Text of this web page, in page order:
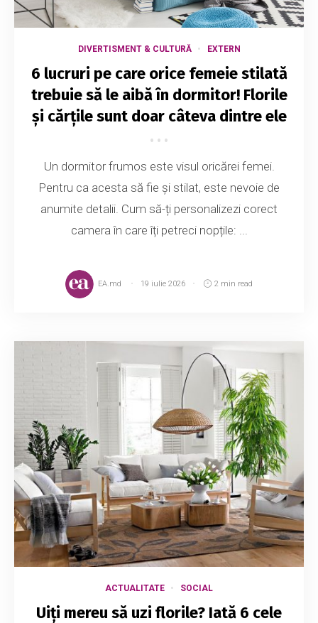
DIVERTISMENT & CULTURĂ EXTERN
6 lucruri pe care orice femeie stilată
trebuie să le aibă în dormitor! Florile
și cărțile sunt doar câteva dintre ele
Un dormitor frumos este visul oricărei femei.
Pentru ca acesta să fie și stilat, este nevoie de
anumite detalii. Cum să-ți personalizezi corect
camera în care îți petreci nopțile: ...
EA.md 19 iulie 2026 2 min read
ACTUALITATE SOCIAL
Uiți mereu să uzi florile? Iată 6 cele